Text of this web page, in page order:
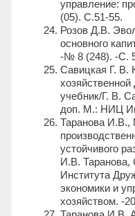
управление:
(05). С.51-55.
Розов Д.В.
основного
-№ 8 (248). -С.
Савицкая Г. В.
хозяйственной
учебник/Г. В.
доп. М.: НИЦ
Таранова И.В.,
устойчивого
И.В. Таранова,
Института
экономики и
хозяйством. -